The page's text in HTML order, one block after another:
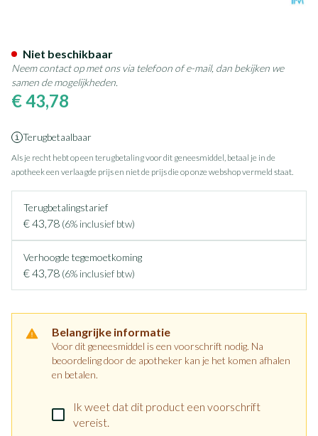
€ 43,78
Terugbetaalbaar
Als je recht hebt op een terugbetaling voor dit geneesmiddel, betaal je in de
apotheek een verlaagde prijs en niet de prijs die op onze webshop vermeld staat.
Terugbetalingstarief
€ 43,78 (6% inclusief btw)
Verhoogde tegemoetkoming
€ 43,78 (6% inclusief btw)
Belangrijke informatie
Voor dit geneesmiddel is een voorschrift nodig. Na
beoordeling door de apotheker kan je het komen afhalen
en betalen.
Ik weet dat dit product een voorschrift
vereist.
Niet beschikbaar
Neem contact op met ons via telefoon of e-mail, dan bekijken we
samen de mogelijkheden.